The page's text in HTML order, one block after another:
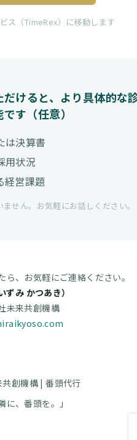
ス（TimeRex）に移動します
けると、より具体的な
す（任意）
は決算書
用状況
経営課題
せん。お気軽にお話しください。
ら、お気軽にご連絡ください。
ずみ かつあき）
未来共創機構
創機構 | 番頭代行
に、番頭を。」